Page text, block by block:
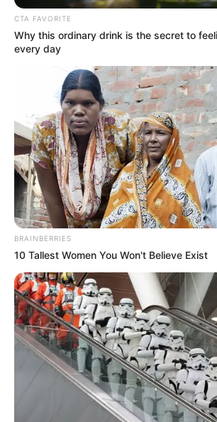
CTA FAVORITE
Why this ordinary drink is the secret to
every day
BRAINBERRIES
10 Tallest Women You Won't Believe Exist